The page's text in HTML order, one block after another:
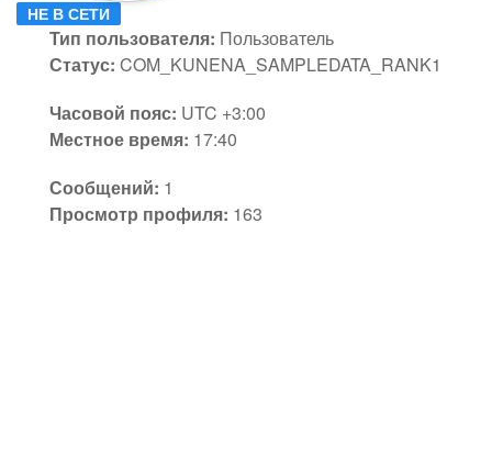
НЕ В СЕТИ
Тип пользователя: Пользователь
Статус: COM_KUNENA_SAMPLEDATA_RANK1
Часовой пояс: UTC +3:00
Местное время: 17:40
Сообщений: 1
Просмотр профиля: 163